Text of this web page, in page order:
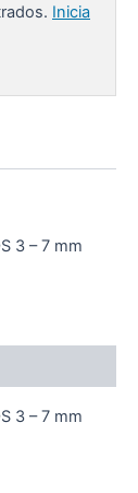
Inicia
3 – 7 mm
3 – 7 mm